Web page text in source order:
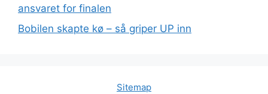
ansvaret for finalen
Bobilen skapte kø – så griper UP inn
Sitemap